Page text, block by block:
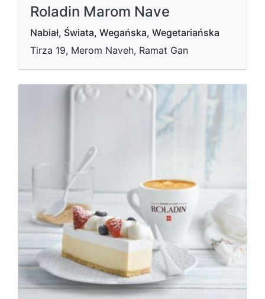
Roladin Marom Nave
Nabiał, Świata, Wegańska, Wegetariańska
Tirza 19, Merom Naveh, Ramat Gan